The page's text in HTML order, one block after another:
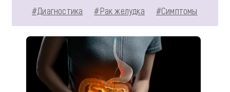
#Диагностика
#Рак желудка #Симптомы